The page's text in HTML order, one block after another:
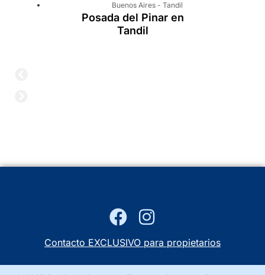
Buenos Aires - Tandil
Posada del Pinar en
Tandil
Contacto EXCLUSIVO para propietarios